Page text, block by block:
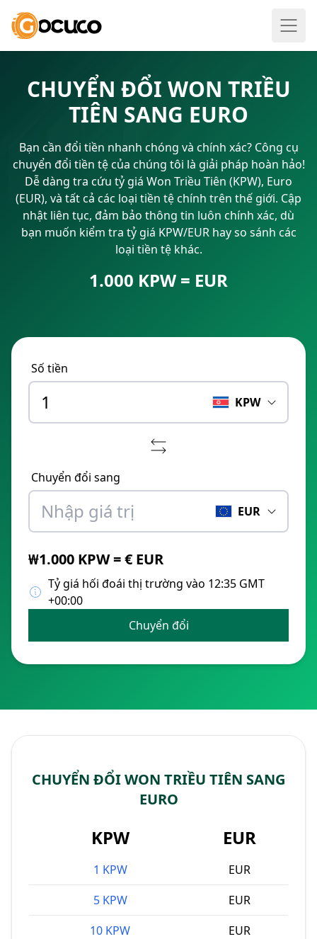
CHUYỂN ĐỔI WON TRIỀU
TIÊN SANG EURO
Bạn cần đổi tiền nhanh chóng và chính xác? Công cụ
chuyển đổi tiền tệ của chúng tôi là giải pháp hoàn hảo!
Dễ dàng tra cứu tỷ giá Won Triều Tiên (KPW), Euro
(EUR), và tất cả các loại tiền tệ chính trên thế giới. Cập
nhật liên tục, đảm bảo thông tin luôn chính xác, dù
bạn muốn kiểm tra tỷ giá KPW/EUR hay so sánh các
loại tiền tệ khác.
1.000 KPW = EUR
Số tiền
KPW
Chuyển đổi sang
EUR
₩1.000 KPW = € EUR
Tỷ giá hối đoái thị trường vào 12:35 GMT
+00:00
Chuyển đổi
CHUYỂN ĐỔI WON TRIỀU TIÊN SANG
EURO
KPW EUR
1 KPW
EUR
5 KPW
EUR
10 KPW
EUR